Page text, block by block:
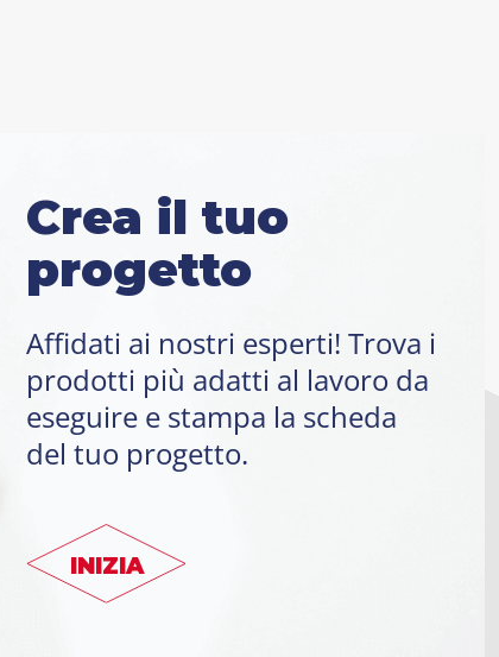
Crea il tuo
progetto
Affidati ai nostri esperti! Trova i
prodotti più adatti al lavoro da
eseguire e stampa la scheda
del tuo progetto.
INIZIA